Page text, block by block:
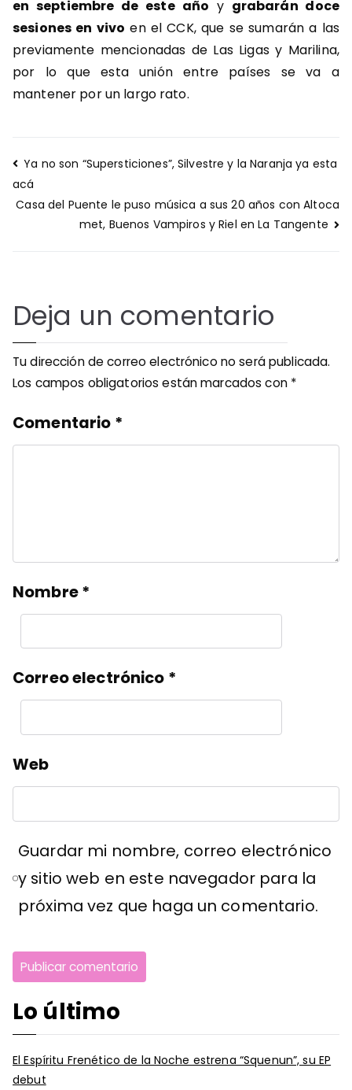
en septiembre de este año y grabarán doce
sesiones en vivo en el CCK, que se sumarán a las
previamente mencionadas de Las Ligas y Marilina,
por lo que esta unión entre países se va a
mantener por un largo rato.
Navegación
de
entradas
Ya no son “Supersticiones”, Silvestre y la Naranja ya esta
acá
Casa del Puente le puso música a sus 20 años con Altoca
met, Buenos Vampiros y Riel en La Tangente
Deja un comentario
Tu dirección de correo electrónico no será publicada.
Los campos obligatorios están marcados con *
Comentario *
Nombre*
Correo electrónico *
Web
Guardar mi nombre, correo electrónico
y sitio web en este navegador para la
próxima vez que haga un comentario.
Lo último
El Espíritu Frenético de la Noche estrena “Squenun”, su EP
debut